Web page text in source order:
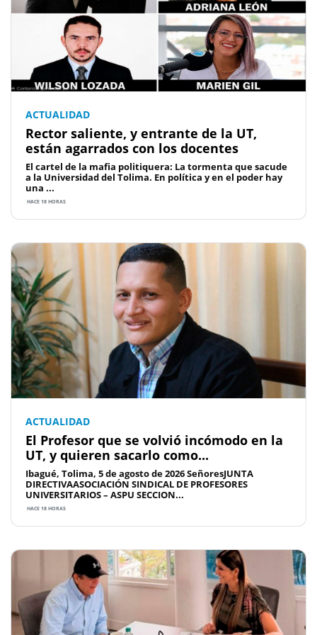
ACTUALIDAD
Rector saliente, y entrante de la UT,
están agarrados con los docentes
El cartel de la mafia politiquera: La tormenta que sacude
a la Universidad del Tolima. En política y en el poder hay
una ...
HACE 18 HORAS
ACTUALIDAD
El Profesor que se volvió incómodo en la
UT, y quieren sacarlo como...
Ibagué, Tolima, 5 de agosto de 2026 SeñoresJUNTA
DIRECTIVAASOCIACIÓN SINDICAL DE PROFESORES
UNIVERSITARIOS – ASPU SECCION...
HACE 18 HORAS